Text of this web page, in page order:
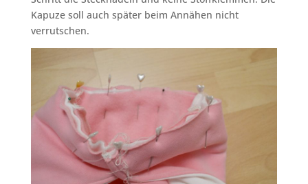
Kapuze soll auch später beim Annähen nicht
verrutschen.